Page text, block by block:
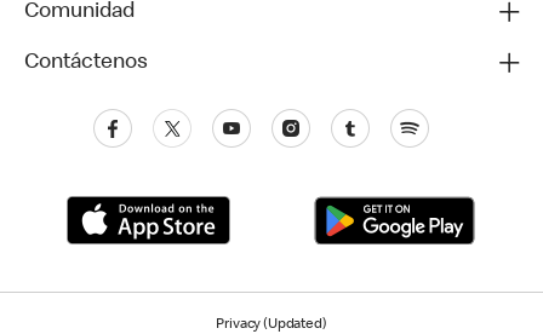
Comunidad
Contáctenos
Privacy (Updated)